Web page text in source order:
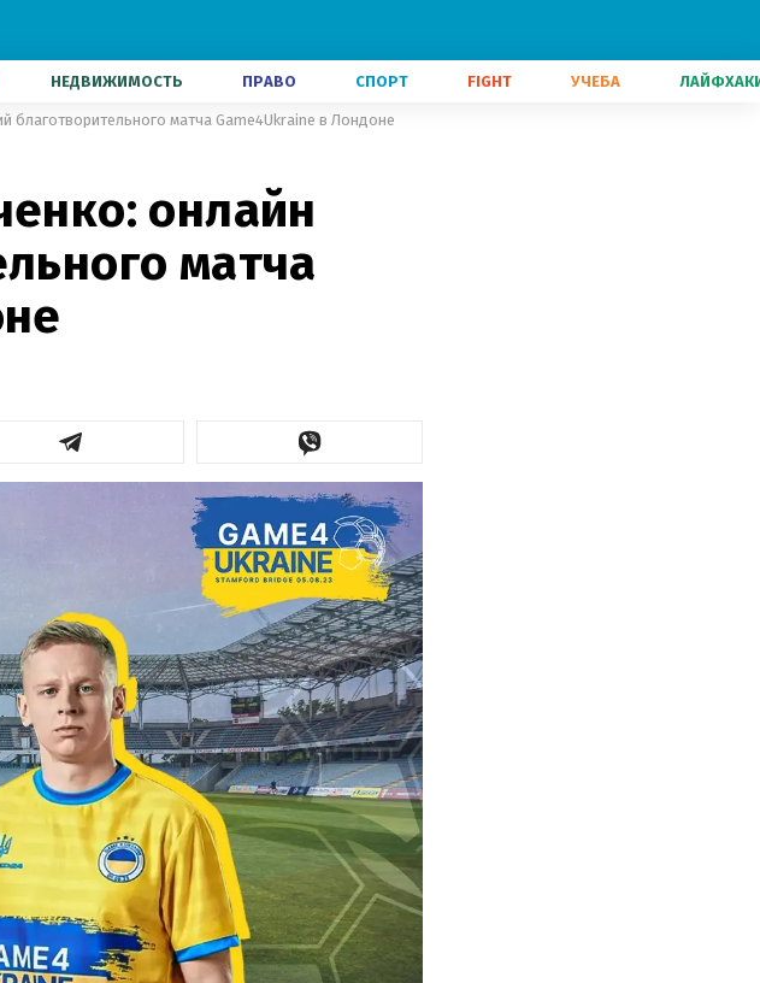
НЕДВИЖИМОСТЬ ПРАВО СПОРТ FIGHT УЧЕБА
благотворительного матча Game4Ukraine в Лондоне
онлайн
матча